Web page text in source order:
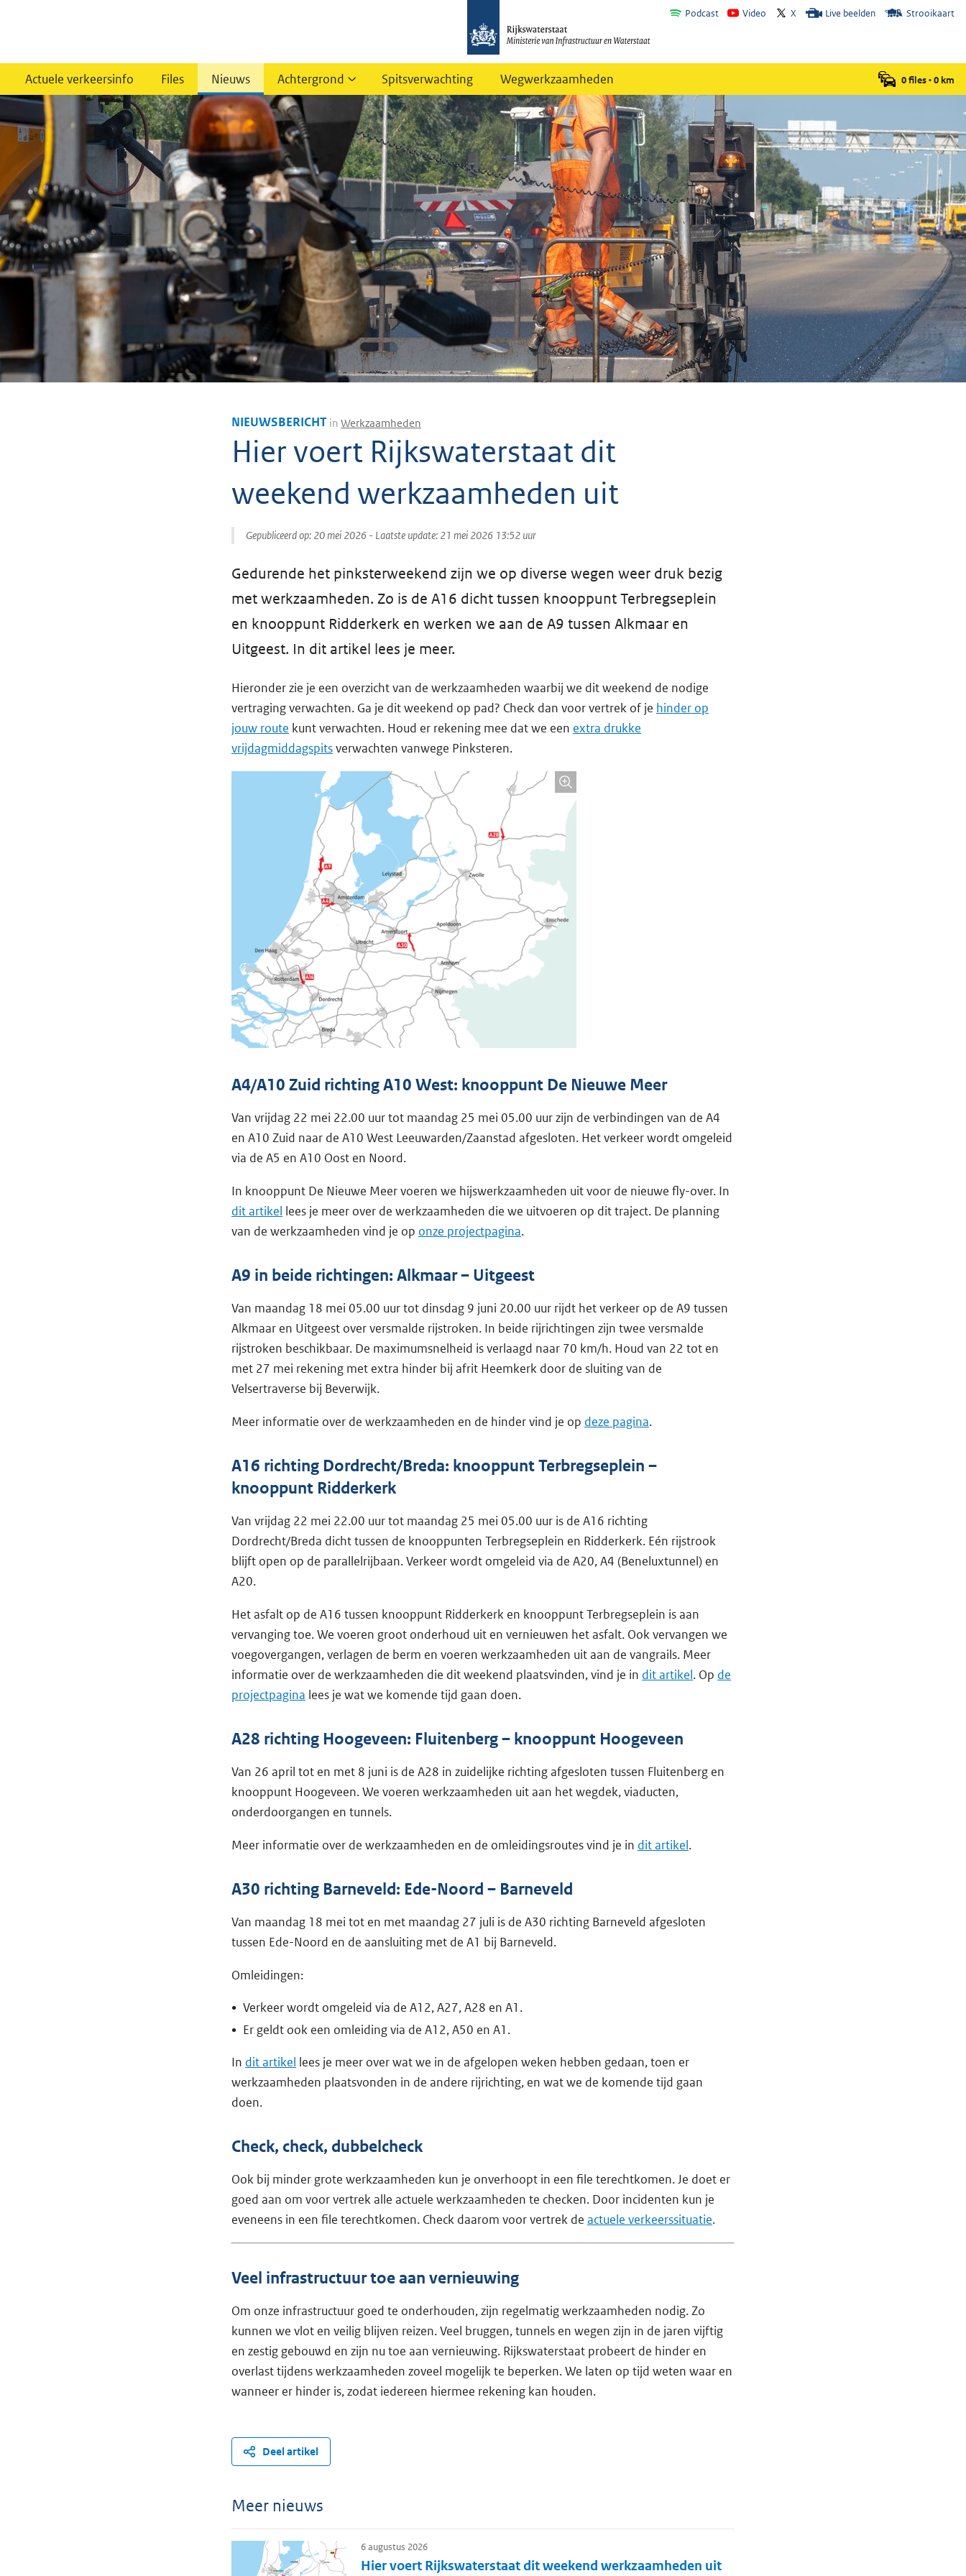
Podcast Video X Live beelden Strooikaart
Actuele verkeersinfo Files Nieuws Achtergrond Spitsverwachting Wegwerkzaamheden 0 files•0 km
NIEUWSBERICHT in Werkzaamheden
Hier voert Rijkswaterstaat dit
weekend werkzaamheden uit
Gepubliceerd op: 20 mei 2026 - Laatste update: 21 mei 2026 13:52 uur
Gedurende het pinksterweekend zijn we op diverse wegen weer druk bezig
met werkzaamheden. Zo is de A16 dicht tussen knooppunt Terbregseplein
en knooppunt Ridderkerk en werken we aan de A9 tussen Alkmaar en
Uitgeest. In dit artikel lees je meer.
Hieronder zie je een overzicht van de werkzaamheden waarbij we dit weekend de nodige
vertraging verwachten. Ga je dit weekend op pad? Check dan voor vertrek of je hinder op
jouw route kunt verwachten. Houd er rekening mee dat we een extra drukke
vrijdagmiddagspitsverwachten vanwege Pinksteren.
A4/A10 Zuid richting A10 West: knooppunt De Nieuwe Meer
Van vrijdag 22 mei 22.00 uur tot maandag 25 mei 05.00 uur zijn de verbindingen van de A4
en A10 Zuid naar de A10 West Leeuwarden/Zaanstad afgesloten. Het verkeer wordt omgeleid
via de A5 en A10 Oost en Noord.
In knooppunt De Nieuwe Meer voeren we hijswerkzaamheden uit voor de nieuwe fly-over. In
dit artikel lees je meer over de werkzaamheden die we uitvoeren op dit traject. De planning
van de werkzaamheden vind je op onze projectpagina.
A9 in beide richtingen: Alkmaar – Uitgeest
Van maandag 18 mei 05.00 uur tot dinsdag 9 juni 20.00 uur rijdt het verkeer op de A9 tussen
Alkmaar en Uitgeest over versmalde rijstroken. In beide rijrichtingen zijn twee versmalde
rijstroken beschikbaar. De maximumsnelheid is verlaagd naar 70 km/h. Houd van 22 tot en
met 27 mei rekening met extra hinder bij afrit Heemkerk door de sluiting van de
Velsertraverse bij Beverwijk.
Meer informatie over de werkzaamheden en de hinder vind je op deze pagina.
A16 richting Dordrecht/Breda: knooppunt Terbregseplein –
knooppunt Ridderkerk
Van vrijdag 22 mei 22.00 uur tot maandag 25 mei 05.00 uur is de A16 richting
Dordrecht/Breda dicht tussen de knooppunten Terbregseplein en Ridderkerk. Eén rijstrook
blijft open op de parallelrijbaan. Verkeer wordt omgeleid via de A20, A4 (Beneluxtunnel) en
A20.
Het asfalt op de A16 tussen knooppunt Ridderkerk en knooppunt Terbregseplein is aan
vervanging toe. We voeren groot onderhoud uit en vernieuwen het asfalt. Ook vervangen we
voegovergangen, verlagen de berm en voeren werkzaamheden uit aan de vangrails. Meer
informatie over de werkzaamheden die dit weekend plaatsvinden, vind je in dit artikel. Op de
projectpagina lees je wat we komende tijd gaan doen.
A28 richting Hoogeveen: Fluitenberg – knooppunt Hoogeveen
Van 26 april tot en met 8 juni is de A28 in zuidelijke richting afgesloten tussen Fluitenberg en
knooppunt Hoogeveen. We voeren werkzaamheden uit aan het wegdek, viaducten,
onderdoorgangen en tunnels.
Meer informatie over de werkzaamheden en de omleidingsroutes vind je in dit artikel.
A30 richting Barneveld: Ede-Noord – Barneveld
Van maandag 18 mei tot en met maandag 27 juli is de A30 richting Barneveld afgesloten
tussen Ede-Noord en de aansluiting met de A1 bij Barneveld.
Omleidingen:
Verkeer wordt omgeleid via de A12, A27, A28 en A1.
Er geldt ook een omleiding via de A12, A50 en A1.
In dit artikel lees je meer over wat we in de afgelopen weken hebben gedaan, toen er
werkzaamheden plaatsvonden in de andere rijrichting, en wat we de komende tijd gaan
doen.
Check, check, dubbelcheck
Ook bij minder grote werkzaamheden kun je onverhoopt in een file terechtkomen. Je doet er
goed aan om voor vertrek alle actuele werkzaamheden te checken. Door incidenten kun je
eveneens in een file terechtkomen. Check daarom voor vertrek de actuele verkeerssituatie.
Veel infrastructuur toe aan vernieuwing
Om onze infrastructuur goed te onderhouden, zijn regelmatig werkzaamheden nodig. Zo
kunnen we vlot en veilig blijven reizen. Veel bruggen, tunnels en wegen zijn in de jaren vijftig
en zestig gebouwd en zijn nu toe aan vernieuwing. Rijkswaterstaat probeert de hinder en
overlast tijdens werkzaamheden zoveel mogelijk te beperken. We laten op tijd weten waar en
wanneer er hinder is, zodat iedereen hiermee rekening kan houden.
Deel artikel
Meer nieuws
Hier voert Rijkswaterstaat dit weekend werkzaamheden uit
6 augustus 2026